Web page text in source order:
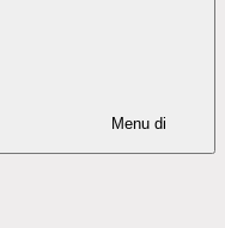
Menu di